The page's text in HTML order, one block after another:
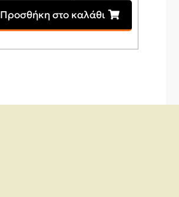
was:
τρέχουσα
τιμή
Προσθήκη στο καλάθι